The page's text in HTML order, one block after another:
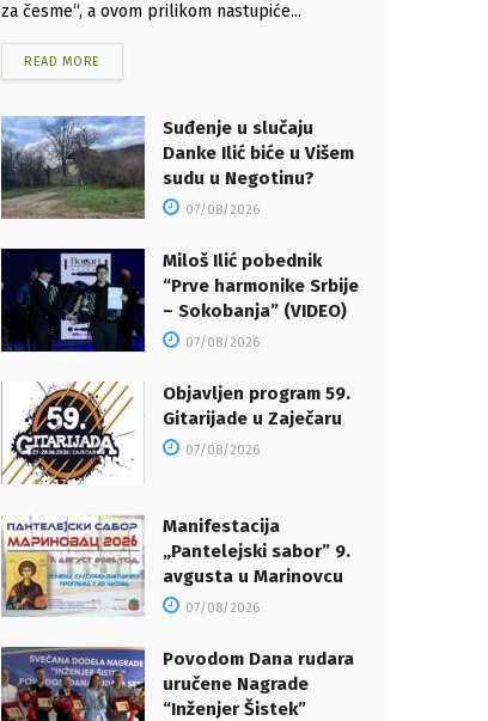
za česme“, a ovom prilikom nastupiće...
READ MORE
Suđenje u slučaju
Danke Ilić biće u Višem
sudu u Negotinu?
07/08/2026
Miloš Ilić pobednik
“Prve harmonike Srbije
– Sokobanja” (VIDEO)
07/08/2026
Objavljen program 59.
Gitarijade u Zaječaru
07/08/2026
Manifestacija
„Pantelejski sabor” 9.
avgusta u Marinovcu
07/08/2026
Povodom Dana rudara
uručene Nagrade
“Inženjer Šistek”